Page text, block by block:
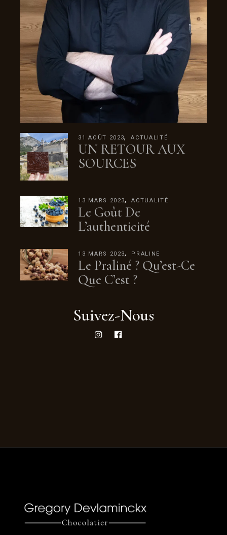
31 AOÛT 2023 ACTUALITÉ
UN RETOUR AUX
SOURCES
13 MARS 2023 ACTUALITÉ
Le Goût De
L’authenticité
13 MARS 2023 PRALINE
Le Praliné ? Qu’est-Ce
Que C’est ?
Suivez-Nous